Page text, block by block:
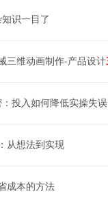
知识一目了
三维动画制作-产品设计
投入如何降低实操失误
从想法到实现
成本的方法